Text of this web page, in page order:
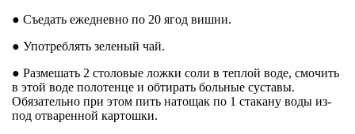
● Съедать ежедневно по 20 ягод вишни.
● Употреблять зеленый чай.
● Размешать 2 столовые ложки соли в теплой воде, смочить
в этой воде полотенце и обтирать больные суставы.
Обязательно при этом пить натощак по 1 стакану воды из-
под отваренной картошки.